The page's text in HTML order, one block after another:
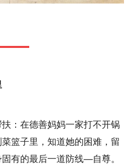
：在德善妈妈一家打不开锅
篮子里，知道她的困难，留
有的最后一道防线—自尊。